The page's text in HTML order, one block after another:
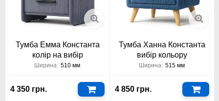
Тумба Емма Константа
колір на вибір
Ширина: 510 мм
4 350 грн.
Тумба Ханна Константа
вибір кольору
Ширина: 515 мм
4 850 грн.